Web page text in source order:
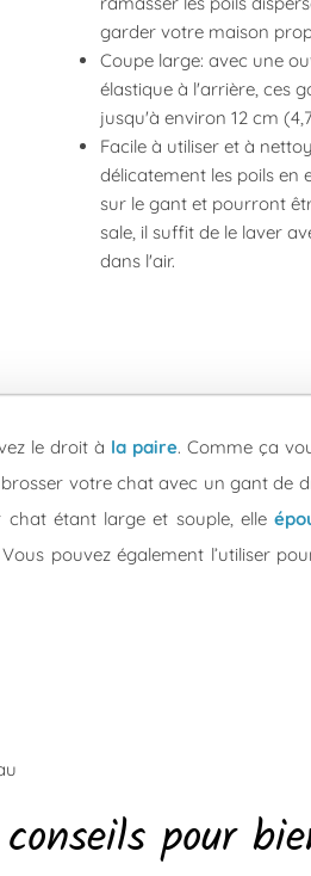
garder votre maison
Coupe large: avec une
élastique à l'arrière, ces
jusqu'à environ 12 cm
Facile à utiliser et à
délicatement les poils en
sur le gant et pourront
sale, il suffit de le laver
dans l'air.
le droit à la paire. Comme ça
votre chat avec un gant de
chat étant large et souple, elle
pouvez également l’utiliser
conseils pour